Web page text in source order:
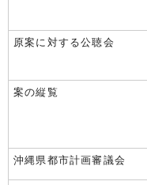
原案に対する公聴会
案の縦覧
沖縄県都市計画審議会